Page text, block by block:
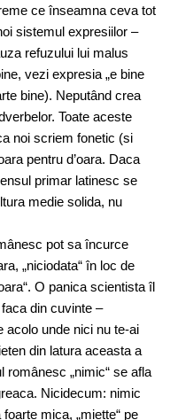
ce înseamna ceva tot
sistemul expresiilor –
refuzului lui malus
vezi expresia „e bine
bine). Neputând crea
Toate aceste
noi scriem fonetic (si
pentru d’oara. Daca
primar latinesc se
medie solida, nu
pot sa încurce
„niciodata“ în loc de
O panica scientista îl
din cuvinte –
unde nici nu te-ai
din latura aceasta a
„nimic“ se afla
Nicidecum: nimic
mica, „miette“ pe